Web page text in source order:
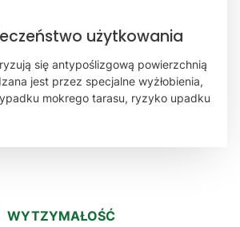
użytkowania
się antypoślizgową powierzchnią
jest przez specjalne wyżłobienia,
mokrego tarasu, ryzyko upadku
WYTZYMAŁOŚĆ